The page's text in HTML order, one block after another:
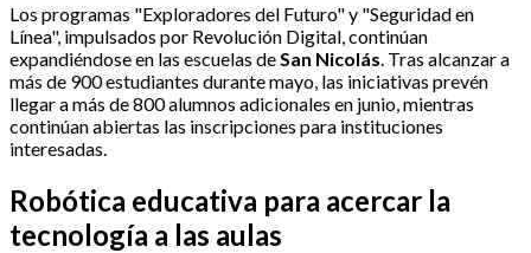
Los programas "Exploradores del Futuro" y "Seguridad en
Línea", impulsados por Revolución Digital, continúan
expandiéndose en las escuelas deSan Nicolás. Tras alcanzar a
más de 900 estudiantes durante mayo, las iniciativas prevén
llegar a más de 800 alumnos adicionales en junio, mientras
continúan abiertas las inscripciones para instituciones
interesadas.
Robótica educativa para acercar la
tecnología a las aulas